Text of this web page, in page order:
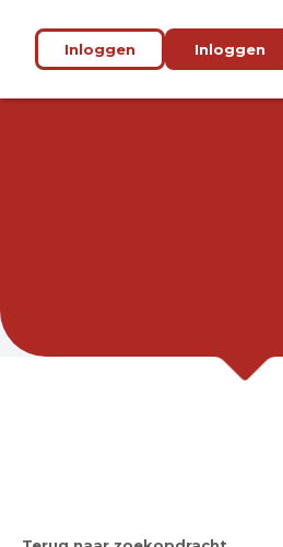
Inloggen Inloggen